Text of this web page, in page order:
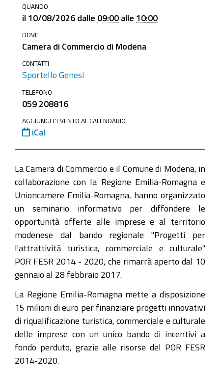
genesi/news/progetti-
lattrattivita-
turistica-
commerciale-
culturale-
por-
fesr-
2014-
per
l'attrattività
turistica,
commerciale
e
culturale"
POR
FESR
2014
-
2020
2026-
08-
10T09:00:00+02:00
2026-
QUANDO
il 10/08/2026 dalle 09:00 alle 10:00
DOVE
Camera di Commercio di Modena
CONTATTI
Sportello Genesi
TELEFONO
059 208816
AGGIUNGI L'EVENTO AL CALENDARIO
iCal
La Camera di Commercio e il Comune di Modena, in
collaborazione con la Regione Emilia-Romagna e
Unioncamere Emilia-Romagna, hanno organizzato
un seminario informativo per diffondere le
opportunità offerte alle imprese e al territorio
modenese dal bando regionale "Progetti per
l'attrattività turistica, commerciale e culturale"
POR FESR 2014 - 2020, che rimarrà aperto dal 10
gennaio al 28 febbraio 2017.
La Regione Emilia-Romagna mette a disposizione
15 milioni di euro per finanziare progetti innovativi
di riqualificazione turistica, commerciale e culturale
delle imprese con un unico bando di incentivi a
fondo perduto, grazie alle risorse del POR FESR
2014-2020.